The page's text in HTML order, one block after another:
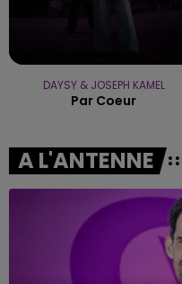
DAYSY & JOSEPH KAMEL
Par Coeur
A L'ANTENNE